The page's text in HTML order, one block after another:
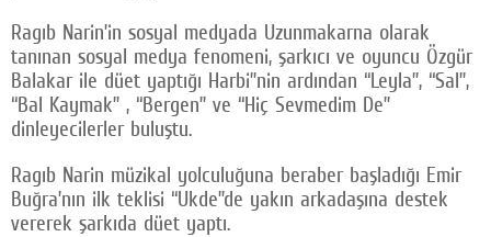
Ragıb Narin’in sosyal medyada Uzunmakarna olarak
tanınan sosyal medya fenomeni, şarkıcı ve oyuncu Özgür
Balakar ile düet yaptığı Harbi”nin ardından “Leyla”, “Sal”,
“Bal Kaymak” , “Bergen” ve “Hiç Sevmedim De”
dinleyecilerler buluştu.
Ragıb Narin müzikal yolculuğuna beraber başladığı Emir
Buğra’nın ilk teklisi “Ukde”de yakın arkadaşına destek
vererek şarkıda düet yaptı.